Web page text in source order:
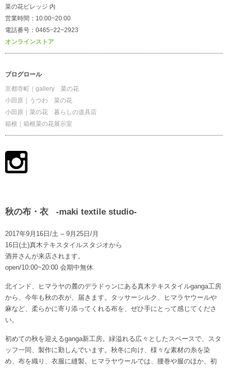
菜の花ビレッジ 内
営業時間：10:00~20:00
電話番号：0465−22−2923
オンラインストア
ブログロール
京都寺町｜gallery 菜の花
小田原｜うつわ 菜の花
小田原｜菜の花 暮らしの道具店
箱根｜箱根菜の花展示室
秋の布・衣 -maki textile studio-
2017年9月16日/土 – 9月25日/月
16日(土)真木テキスタイルスタジオから
酒井さんが来店されます。
open/10:00~20:00 会期中無休
北インド、ヒマラヤの麓のデラドゥンにある真木テキスタイルganga工房
から、今年も秋の衣が、届きます。タッサーシルク、ヒマラヤウールや
麻など、柔らかに寄り添ってくれる布を、ぜひ手にとって感じてくださ
い。
初めての秋を迎えるganga新工房。緑溢れる広々としたスペースで、スタ
ッフ一同、製作に勤しんでいます。秋冬に向け、様々な素材の糸を染
め、布を織り、衣服に縫製。ヒマラヤウールでは、腰巻や服のほか、初